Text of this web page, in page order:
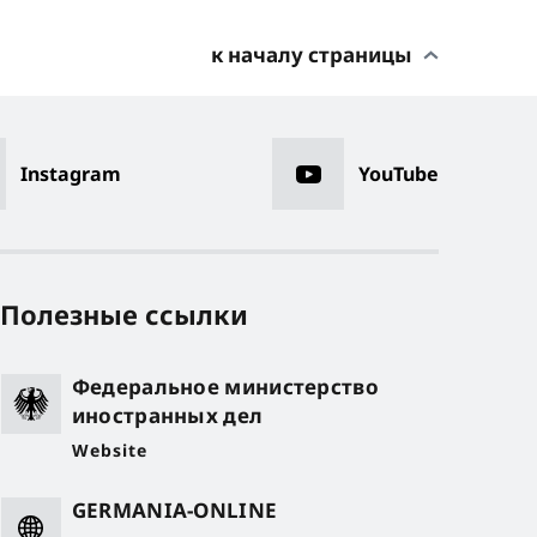
к началу страницы
Instagram YouTube
Полезные ссылки
Федеральное министерство
иностранных дел
Website
GERMANIA-ONLINE